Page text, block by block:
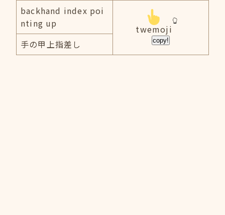
backhand index poi
nting up
twemoji
copy!
手の甲上指差し